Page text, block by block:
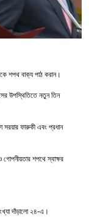
শপথ বাক্য পাঠ করান।
উপস্থিতিতে নতুন তিন
সরয়ার ফারুকী এবং প্রধান
শপথে স্বাক্ষর
দাঁড়ালো ২৪-এ।